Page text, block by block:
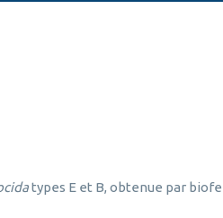
types E et B, obtenue par